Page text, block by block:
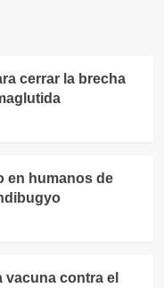
cerrar la brecha
en humanos de
vacuna contra el